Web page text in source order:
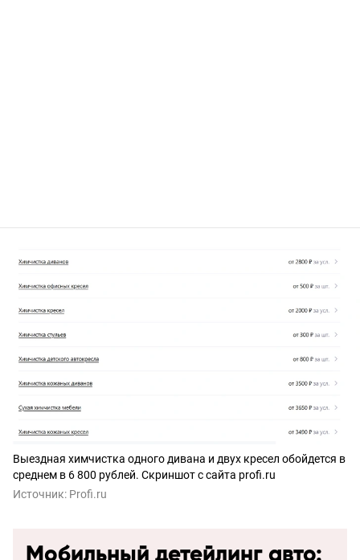
Выездная химчистка одного дивана и двух кресел обойдется в
среднем в 6 800 рублей. Скриншот с сайта profi.ru
Источник: Profi.ru
Мобильный детейлинг авто: